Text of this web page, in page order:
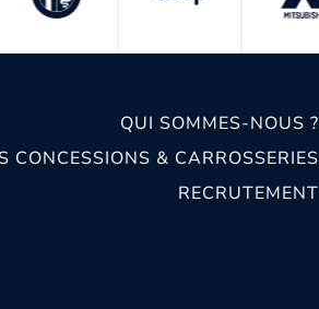
QUI SOMMES-NOUS ?
CONCESSIONS & CARROSSERIES
RECRUTEMENT